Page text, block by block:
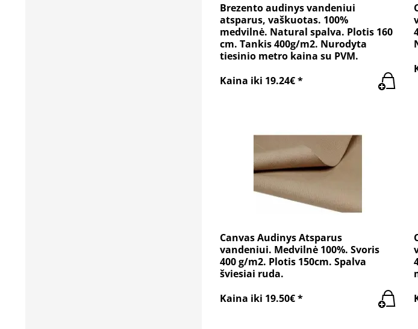
Brezento audinys vandeniui
atsparus, vaškuotas. 100%
medvilnė. Natural spalva. Plotis 160
cm. Tankis 400g/m2. Nurodyta
tiesinio metro kaina su PVM.
Kaina iki 19.24€ *
Canvas Audinys Atsparus
vandeniui. Medvilnė 100%. Svoris
400 g/m2. Plotis 150cm. Spalva
šviesiai ruda.
Kaina iki 19.50€ *